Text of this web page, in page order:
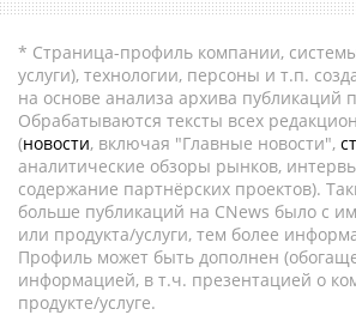
* Страница-профиль компании,
услуги), технологии, персоны и т.п.
на основе анализа архива публикаций
Обрабатываются тексты всех
(новости, включая "Главные новости",
аналитические обзоры рынков,
содержание партнёрских проектов).
больше публикаций на CNews было с
или продукта/услуги, тем более
Профиль может быть дополнен
информацией, в т.ч. презентацией о
продукте/услуге.